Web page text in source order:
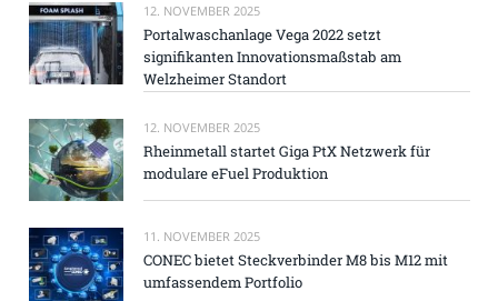
12. NOVEMBER 2025
Portalwaschanlage Vega 2022 setzt
signifikanten Innovationsmaßstab am
Welzheimer Standort
12. NOVEMBER 2025
Rheinmetall startet Giga PtX Netzwerk für
modulare eFuel Produktion
11. NOVEMBER 2025
CONEC bietet Steckverbinder M8 bis M12 mit
umfassendem Portfolio